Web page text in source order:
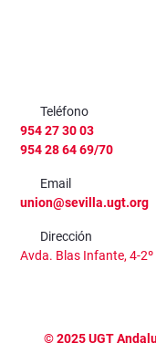
Teléfono
954 27 30 03
954 28 64 69/70
Email
union@sevilla.ugt.org
Dirección
Avda. Blas Infante, 4-2º
©2025UGT